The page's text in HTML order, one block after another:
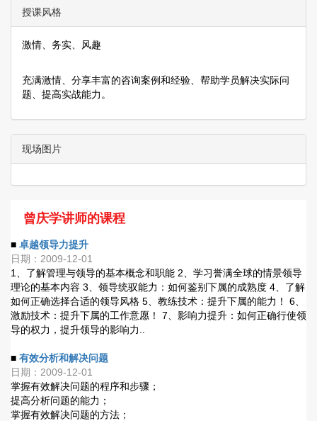
授课风格
激情、务实、风趣
充满激情、分享丰富的咨询案例和经验、帮助学员解决实际问
题、提高实战能力。
现场图片
曾庆学讲师的课程
■ 卓越领导力提升
日期：2009-12-01
1、了解管理与领导的基本概念和职能 2、学习誉满全球的情景领导
理论的基本内容 3、领导统驭能力：如何鉴别下属的成熟度 4、了解
如何正确选择合适的领导风格 5、教练技术：提升下属的能力！ 6、
激励技术：提升下属的工作意愿！ 7、影响力提升：如何正确行使领
导的权力，提升领导的影响力..
■ 有效分析和解决问题
日期：2009-12-01
掌握有效解决问题的程序和步骤；
提高分析问题的能力；
掌握有效解决问题的方法；